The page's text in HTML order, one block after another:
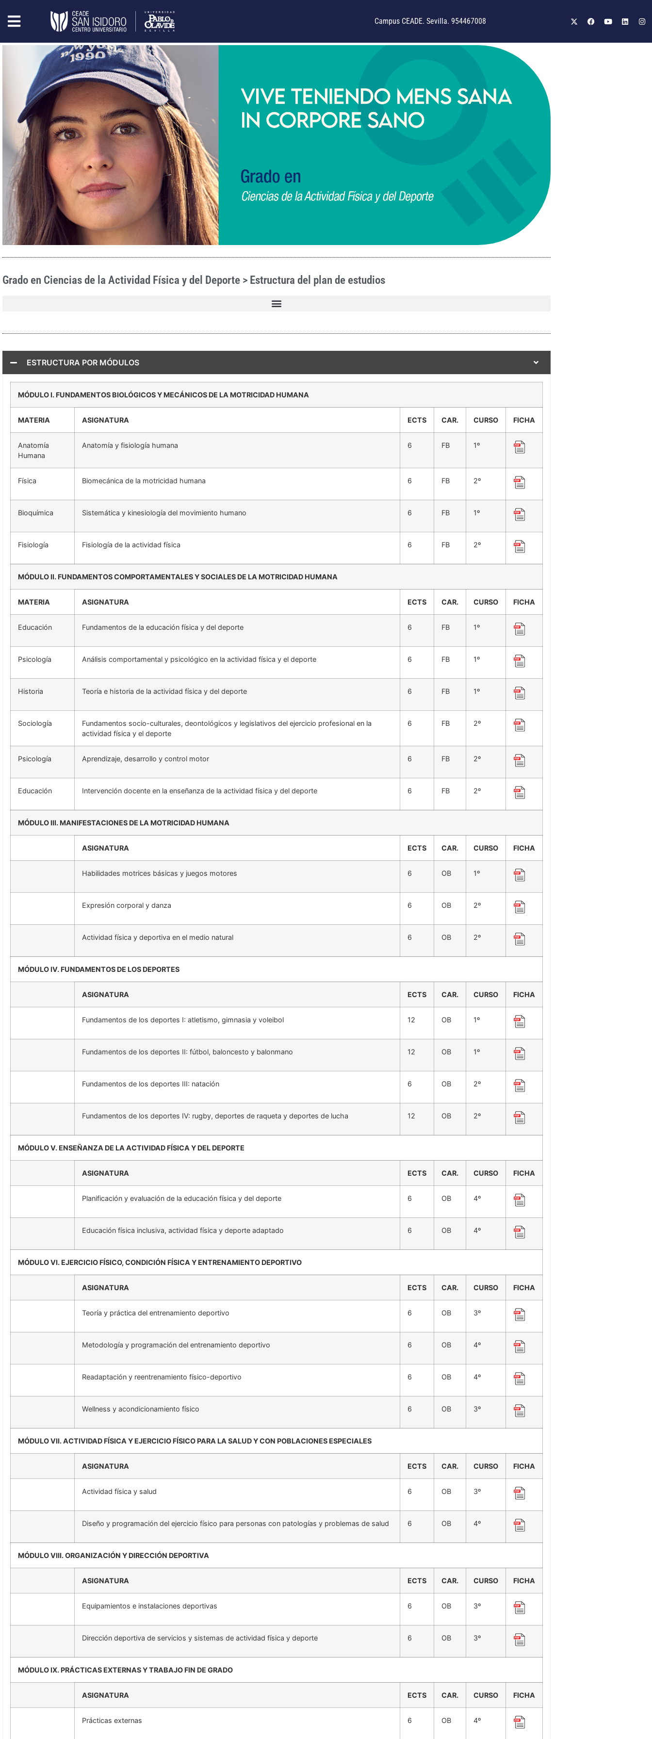
Campus CEADE. Sevilla. 954467008
Grado en Ciencias de la Actividad Física y del Deporte > Estructura del plan de estudios
ESTRUCTURA POR MÓDULOS
MÓDULO I. FUNDAMENTOS BIOLÓGICOS Y MECÁNICOS DE LA MOTRICIDAD HUMANA
MATERIA ASIGNATURA ECTS CAR. CURSO FICHA
Anatomía
Humana
Anatomía y fisiología humana 6 FB 1º
Física Biomecánica de la motricidad humana 6 FB 2º
Bioquímica Sistemática y kinesiología del movimiento humano 6 FB 1º
Fisiología Fisiología de la actividad física 6 FB 2º
MÓDULO II. FUNDAMENTOS COMPORTAMENTALES Y SOCIALES DE LA MOTRICIDAD HUMANA
MATERIA ASIGNATURA ECTS CAR. CURSO FICHA
Educación Fundamentos de la educación física y del deporte 6 FB 1º
Psicología Análisis comportamental y psicológico en la actividad física y el deporte 6 FB 1º
Historia Teoría e historia de la actividad física y del deporte 6 FB 1º
Sociología
Fundamentos socio-culturales, deontológicos y legislativos del ejercicio profesional en la
actividad física y el deporte
6 FB 2º
Psicología Aprendizaje, desarrollo y control motor 6 FB 2º
Educación Intervención docente en la enseñanza de la actividad física y del deporte 6 FB 2º
MÓDULO III. MANIFESTACIONES DE LA MOTRICIDAD HUMANA
ASIGNATURA ECTS CAR. CURSO FICHA
Habilidades motrices básicas y juegos motores 6 OB 1º
Expresión corporal y danza 6 OB 2º
Actividad física y deportiva en el medio natural 6 OB 2º
MÓDULO IV. FUNDAMENTOS DE LOS DEPORTES
ASIGNATURA ECTS CAR. CURSO FICHA
Fundamentos de los deportes I: atletismo, gimnasia y voleibol 12 OB 1º
Fundamentos de los deportes II: fútbol, baloncesto y balonmano 12 OB 1º
Fundamentos de los deportes III: natación 6 OB 2º
Fundamentos de los deportes IV: rugby, deportes de raqueta y deportes de lucha 12 OB 2º
MÓDULO V. ENSEÑANZA DE LA ACTIVIDAD FÍSICA Y DEL DEPORTE
ASIGNATURA ECTS CAR. CURSO FICHA
Planificación y evaluación de la educación física y del deporte 6 OB 4º
Educación física inclusiva, actividad física y deporte adaptado 6 OB 4º
MÓDULO VI. EJERCICIO FÍSICO, CONDICIÓN FÍSICA Y ENTRENAMIENTO DEPORTIVO
ASIGNATURA ECTS CAR. CURSO FICHA
Teoría y práctica del entrenamiento deportivo 6 OB 3º
Metodología y programación del entrenamiento deportivo 6 OB 4º
Readaptación y reentrenamiento físico-deportivo 6 OB 4º
Wellness y acondicionamiento físico 6 OB 3º
MÓDULO VII. ACTIVIDAD FÍSICA Y EJERCICIO FÍSICO PARA LA SALUD Y CON POBLACIONES ESPECIALES
ASIGNATURA ECTS CAR. CURSO FICHA
Actividad física y salud 6 OB 3º
Diseño y programación del ejercicio físico para personas con patologías y problemas de salud 6 OB 4º
MÓDULO VIII. ORGANIZACIÓN Y DIRECCIÓN DEPORTIVA
ASIGNATURA ECTS CAR. CURSO FICHA
Equipamientos e instalaciones deportivas 6 OB 3º
Dirección deportiva de servicios y sistemas de actividad física y deporte 6 OB 3º
MÓDULO IX. PRÁCTICAS EXTERNAS Y TRABAJO FIN DE GRADO
ASIGNATURA ECTS CAR. CURSO FICHA
Prácticas externas 6 OB 4º